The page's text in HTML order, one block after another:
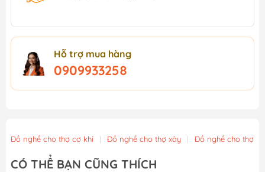
Hỗ trợ mua hàng
0909933258
Đồ nghề cho thợ cơ khí | Đồ nghề cho thợ xây | Đồ nghề cho thợ
CÓ THỂ BẠN CŨNG THÍCH